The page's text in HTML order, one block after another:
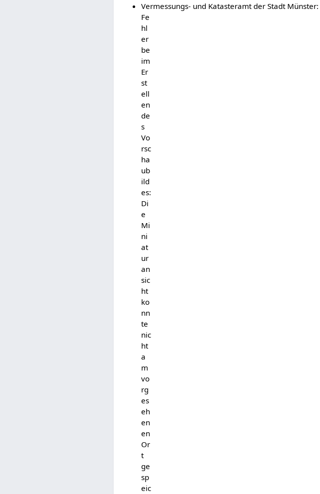
Vermessungs- und Katasteramt der Stadt Münster:
Fe
hl
er
be
im
Er
st
ell
en
de
s
Vo
rsc
ha
ub
ild
es:
Di
e
Mi
ni
at
ur
an
sic
ht
ko
nn
te
nic
ht
a
m
vo
rg
es
eh
en
en
Or
t
ge
sp
eic